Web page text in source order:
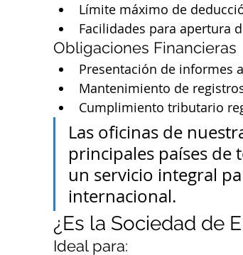
Límite máximo de
Facilidades para apertura
Obligaciones Financieras
Presentación de informes
Mantenimiento de
Cumplimiento tributario
Las oficinas de
principales países
un servicio integral
internacional.
¿Es la Sociedad de
Ideal para: